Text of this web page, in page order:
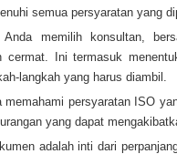
semua persyaratan yang
memilih konsultan,
cermat. Ini termasuk
langkah yang harus diambil.
persyaratan ISO
yang dapat
adalah inti dari